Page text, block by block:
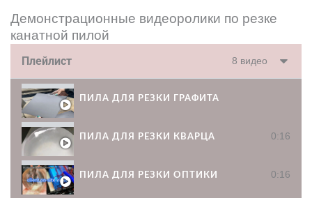
Демонстрационные видеоролики по резке
канатной пилой
Плейлист 8 видео
ПИЛА ДЛЯ РЕЗКИ ГРАФИТА
ПИЛА ДЛЯ РЕЗКИ КВАРЦА 0:16
ПИЛА ДЛЯ РЕЗКИ ОПТИКИ 0:16